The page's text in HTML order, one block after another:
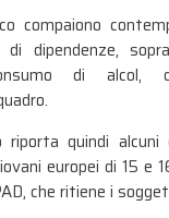
compaiono
dipendenze,
di alcol,
riporta quindi
europei di 15 e
che ritiene i